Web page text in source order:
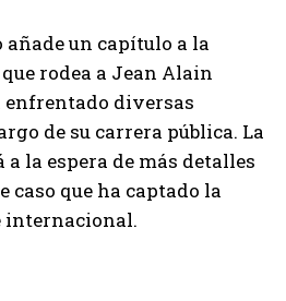
un capítulo a la
rodea a Jean Alain
enfrentado diversas
de su carrera pública. La
la espera de más detalles
caso que ha captado la
internacional.